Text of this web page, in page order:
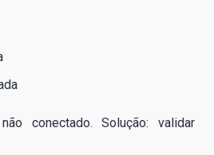
conectado. Solução: validar